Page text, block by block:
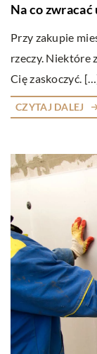
Na co zwracać
Przy zakupie
rzeczy. Niektóre
Cię zaskoczyć.
CZYTAJ DALEJ